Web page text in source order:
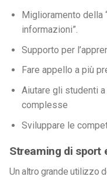
Miglioramento della
informazioni”.
Supporto per
Fare appello a più
Aiutare gli studenti
complesse
Sviluppare le
Streaming di sport
Un altro grande utilizzo